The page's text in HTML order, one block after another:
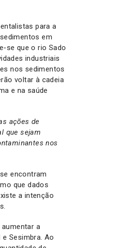
para a
em
se que o rio Sado
industriais
nos sedimentos
voltar à cadeia
e na saúde
ações de
que sejam
nos
encontram
que dados
a intenção
a
Sesimbra. Ao